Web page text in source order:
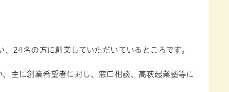
24名の方に創業していただいているところです。
主に創業希望者に対し、窓口相談、高萩起業塾等に